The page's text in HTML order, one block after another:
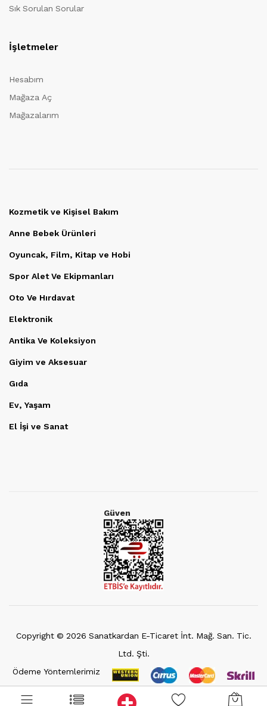
Sık Sorulan Sorular
İşletmeler
Hesabım
Mağaza Aç
Mağazalarım
Kozmetik ve Kişisel Bakım
Anne Bebek Ürünleri
Oyuncak, Film, Kitap ve Hobi
Spor Alet Ve Ekipmanları
Oto Ve Hırdavat
Elektronik
Antika Ve Koleksiyon
Giyim ve Aksesuar
Gıda
Ev, Yaşam
El İşi ve Sanat
Güven
Copyright © 2026 Sanatkardan E-Ticaret İnt. Mağ. San. Tic.
Ltd. Şti.
Ödeme Yöntemlerimiz